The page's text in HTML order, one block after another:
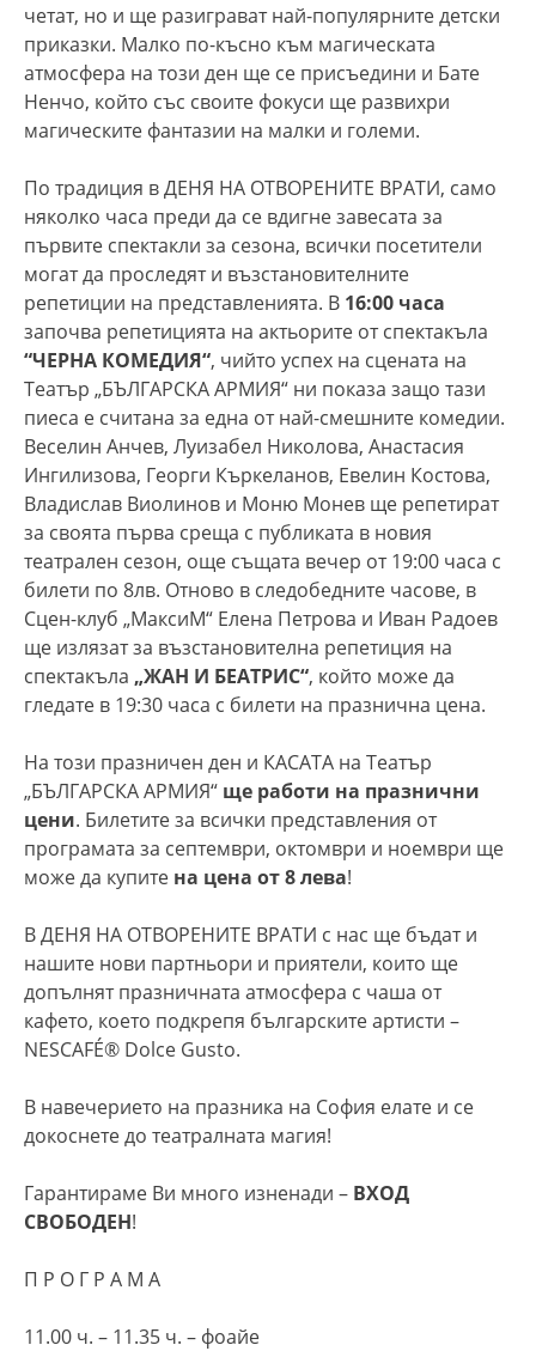
четат, но и ще разиграват най-популярните детски
приказки. Малко по-късно към магическата
атмосфера на този ден ще се присъедини и Бате
Ненчо, който със своите фокуси ще развихри
магическите фантазии на малки и големи.
По традиция в ДЕНЯ НА ОТВОРЕНИТЕ ВРАТИ, само
няколко часа преди да се вдигне завесата за
първите спектакли за сезона, всички посетители
могат да проследят и възстановителните
репетиции на представленията. В 16:00 часа
започва репетицията на актьорите от спектакъла
“ЧЕРНА КОМЕДИЯ“, чийто успех на сцената на
Театър „БЪЛГАРСКА АРМИЯ“ ни показа защо тази
пиеса е считана за една от най-смешните комедии.
Веселин Анчев, Луизабел Николова, Анастасия
Ингилизова, Георги Къркеланов, Евелин Костова,
Владислав Виолинов и Моню Монев ще репетират
за своята първа среща с публиката в новия
театрален сезон, още същата вечер от 19:00 часа с
билети по 8лв. Отново в следобедните часове, в
Сцен-клуб „МаксиМ“ Елена Петрова и Иван Радоев
ще излязат за възстановителна репетиция на
спектакъла „ЖАН И БЕАТРИС“, който може да
гледате в 19:30 часа с билети на празнична цена.
На този празничен ден и КАСАТА на Театър
„БЪЛГАРСКА АРМИЯ“ ще работи на празнични
цени. Билетите за всички представления от
програмата за септември, октомври и ноември ще
може да купите на цена от 8 лева!
В ДЕНЯ НА ОТВОРЕНИТЕ ВРАТИ с нас ще бъдат и
нашите нови партньори и приятели, които ще
допълнят празничната атмосфера с чаша от
кафето, което подкрепя българските артисти –
NESCAFÉ® Dolce Gusto.
В навечерието на празника на София елате и се
докоснете до театралната магия!
Гарантираме Ви много изненади – ВХОД
СВОБОДЕН!
П Р О Г Р А М А
11.00 ч. – 11.35 ч. – фоайе